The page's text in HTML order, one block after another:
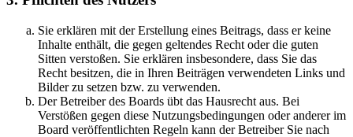
Sie erklären mit der Erstellung eines Beitrags, dass er keine
Inhalte enthält, die gegen geltendes Recht oder die guten
Sitten verstoßen. Sie erklären insbesondere, dass Sie das
Recht besitzen, die in Ihren Beiträgen verwendeten Links und
Bilder zu setzen bzw. zu verwenden.
Der Betreiber des Boards übt das Hausrecht aus. Bei
Verstößen gegen diese Nutzungsbedingungen oder anderer im
Board veröffentlichten Regeln kann der Betreiber Sie nach